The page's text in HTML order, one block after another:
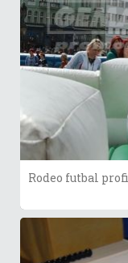
Rodeo futbal profi